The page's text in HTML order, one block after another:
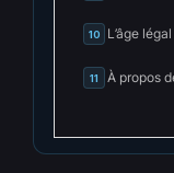
10 L’âge légal
11 À propos